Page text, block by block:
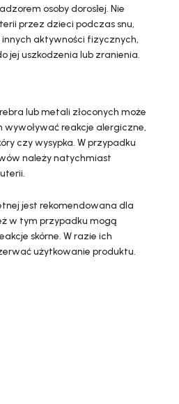
osoby dorosłej. Nie
przez dzieci podczas snu,
aktywności fizycznych,
jej uszkodzenia lub zranienia.
lub metali złoconych może
reakcje alergiczne,
czy wysypka. W przypadku
należy natychmiast
jest rekomendowana dla
w tym przypadku mogą
skórne. W razie ich
użytkowanie produktu.